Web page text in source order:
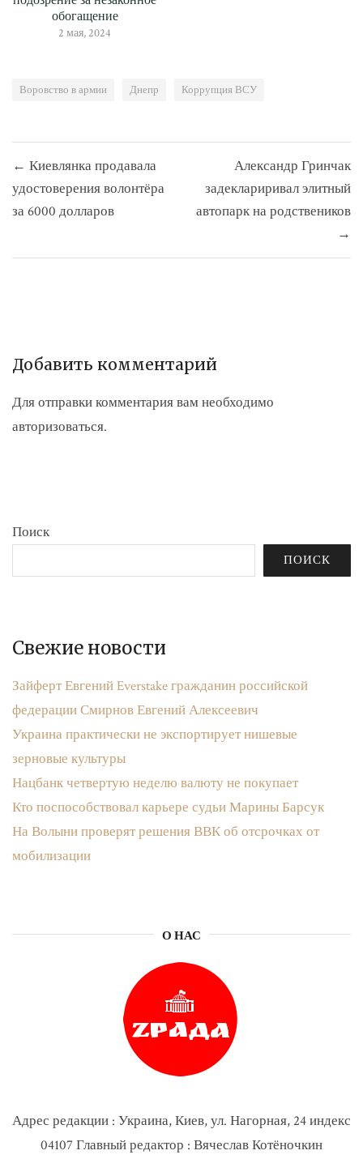
обогащение
2 мая, 2024
Воровство в армии Днепр Коррупция ВСУ
по
записям
← Киевлянка продавала
удостоверения волонтёра
за 6000 долларов
Александр Гринчак
задеклариривал элитный
автопарк на родствеников
→
Добавить комментарий
Для отправки комментария вам необходимо
авторизоваться.
Поиск
ПОИСК
Свежие новости
Зайферт Евгений Everstake гражданин российской
федерации Смирнов Евгений Алексеевич
Украина практически не экспортирует нишевые
зерновые культуры
Нацбанк четвертую неделю валюту не покупает
Кто поспособствовал карьере судьи Марины Барсук
На Волыни проверят решения ВВК об отсрочках от
мобилизации
О НАС
Адрес редакции : Украина, Киев, ул. Нагорная, 24 индекс
04107 Главный редактор : Вячеслав Котёночкин